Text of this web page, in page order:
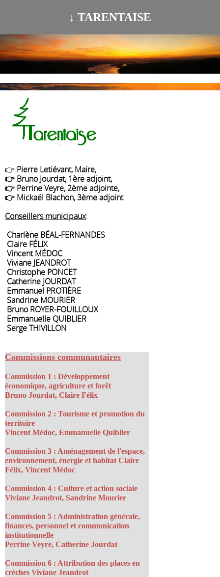
↓ TARENTAISE
👉 Pierre Letiévant, Maire,
👉 Bruno Jourdat, 1ère adjoint,
👉 Perrine Veyre, 2ème adjointe,
👉 Mickaël Blachon, 3ème adjoint
Conseillers municipaux:
Charlène BÉAL-FERNANDES
Claire FÉLIX
Vincent MÉDOC
Viviane JEANDROT
Christophe PONCET
Catherine JOURDAT
Emmanuel PROTIÈRE
Sandrine MOURIER
Bruno ROYER-FOUILLOUX
Emmanuelle QUIBLIER
Serge THIVILLON
Commissions communautaires
Commission 1 : Développement
économique, agriculture et forêt
Bruno Jourdat, Claire Félix
Commission 2 : Tourisme et promotion du
territoire
Vincent Médoc, Emmanuelle Quiblier
Commission 3 : Aménagement de l'espace,
environnement, énergie et habitat Claire
Félix, Vincent Médoc
Commission 4 : Culture et action sociale
Viviane Jeandrot, Sandrine Mourier
Commission 5 : Administration générale,
finances, personnel et communication
institutionnelle
Perrine Veyre, Catherine Jourdat
Commission 6 : Attribution des places en
crèches Viviane Jeandrot